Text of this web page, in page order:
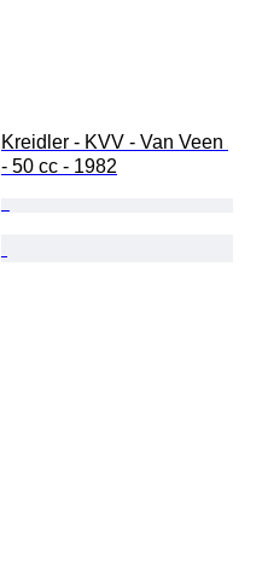
Kreidler - KVV - Van Veen
- 50 cc - 1982